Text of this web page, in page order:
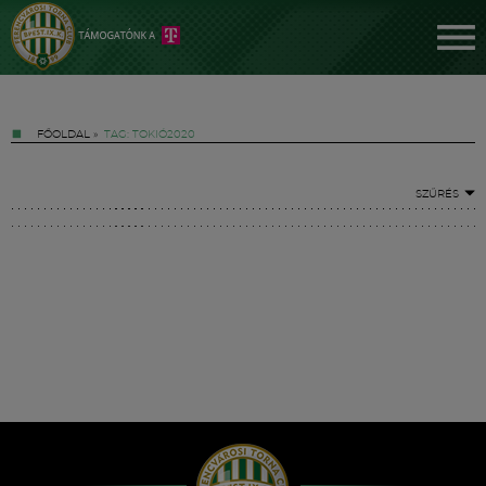
FŐOLDAL » TAG: TOKIÓ2020
SZŰRÉS
Hírek